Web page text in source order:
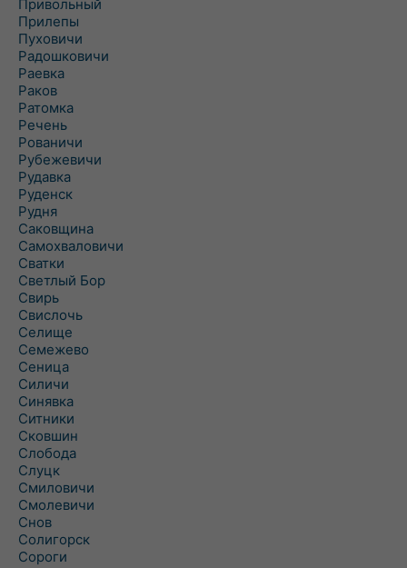
Привольный
Прилепы
Пуховичи
Радошковичи
Раевка
Раков
Ратомка
Речень
Рованичи
Рубежевичи
Рудавка
Руденск
Рудня
Саковщина
Самохваловичи
Сватки
Светлый Бор
Свирь
Свислочь
Селище
Семежево
Сеница
Силичи
Синявка
Ситники
Сковшин
Слобода
Слуцк
Смиловичи
Смолевичи
Снов
Солигорск
Сороги